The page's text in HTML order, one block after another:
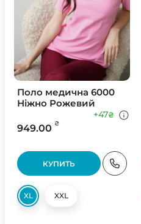
Поло медична 6000
Ніжно Рожевий
949.00 ₴
+47₴
КУПИТЬ
XL XXL